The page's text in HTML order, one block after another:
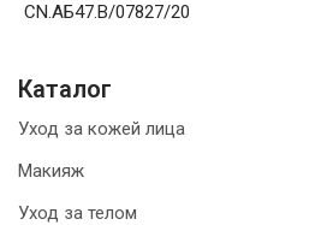
CN.АБ47.B/07827/20
Каталог
Уход за кожей лица
Макияж
Уход за телом